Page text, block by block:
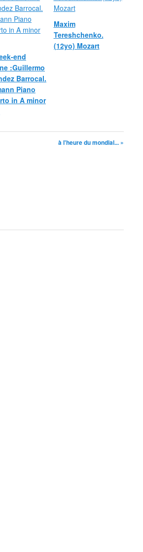
end
:Guillermo
Barrocal.
Piano
in A minor
Maxim
Tereshchenko.
(12yo) Mozart
à l'heure du mondial... »